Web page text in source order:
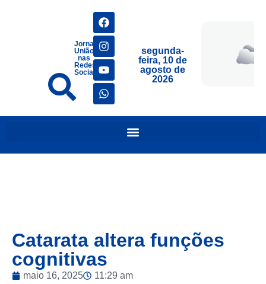
Jornais
União
nas
Redes
Sociais
segunda-
feira, 10 de
agosto de
2026
Catarata altera funções
cognitivas
maio 16, 2025 11:29 am